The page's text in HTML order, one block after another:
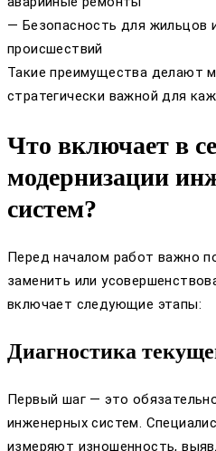
— Безопасность для жильцов
происшествий
Такие преимущества делают
стратегически важной для
Что включает в
модернизации
систем?
Перед началом работ важно
заменить или
включает следующие этапы:
Диагностика
Первый шаг — это
инженерных систем.
измеряют изношенность,